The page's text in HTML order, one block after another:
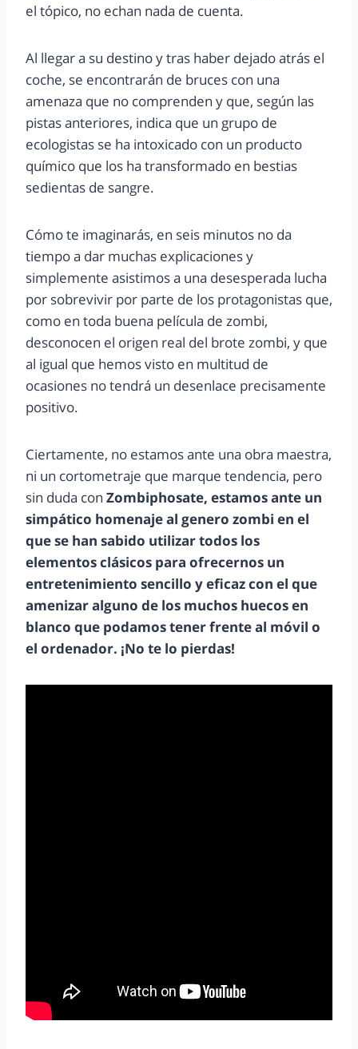
el tópico, no echan nada de cuenta.
Al llegar a su destino y tras haber dejado atrás el
coche, se encontrarán de bruces con una
amenaza que no comprenden y que, según las
pistas anteriores, indica que un grupo de
ecologistas se ha intoxicado con un producto
químico que los ha transformado en bestias
sedientas de sangre.
Cómo te imaginarás, en seis minutos no da
tiempo a dar muchas explicaciones y
simplemente asistimos a una desesperada lucha
por sobrevivir por parte de los protagonistas que,
como en toda buena película de zombi,
desconocen el origen real del brote zombi, y que
al igual que hemos visto en multitud de
ocasiones no tendrá un desenlace precisamente
positivo.
Ciertamente, no estamos ante una obra maestra,
ni un cortometraje que marque tendencia, pero
sin duda con Zombiphosate, estamos ante un
simpático homenaje al genero zombi en el
que se han sabido utilizar todos los
elementos clásicos para ofrecernos un
entretenimiento sencillo y eficaz con el que
amenizar alguno de los muchos huecos en
blanco que podamos tener frente al móvil o
el ordenador. ¡No te lo pierdas!